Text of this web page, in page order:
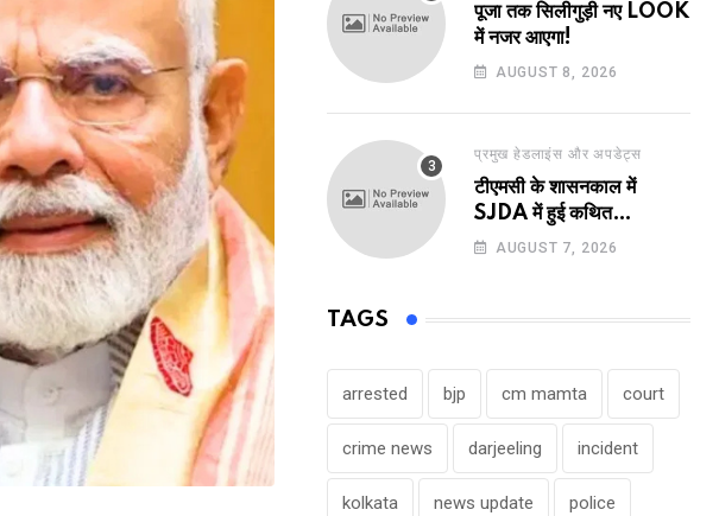
पूजा तक सिलीगुड़ी नए LOOK
में नजर आएगा!
AUGUST 8, 2026
प्रमुख हेडलाइंस और अपडेट्स
टीएमसी के शासनकाल में
SJDA में हुई कथित
अनियमितता व भ्रष्टाचार की
AUGUST 7, 2026
TAGS
arrested bjp cm mamta court
crime news darjeeling incident
kolkata news update police